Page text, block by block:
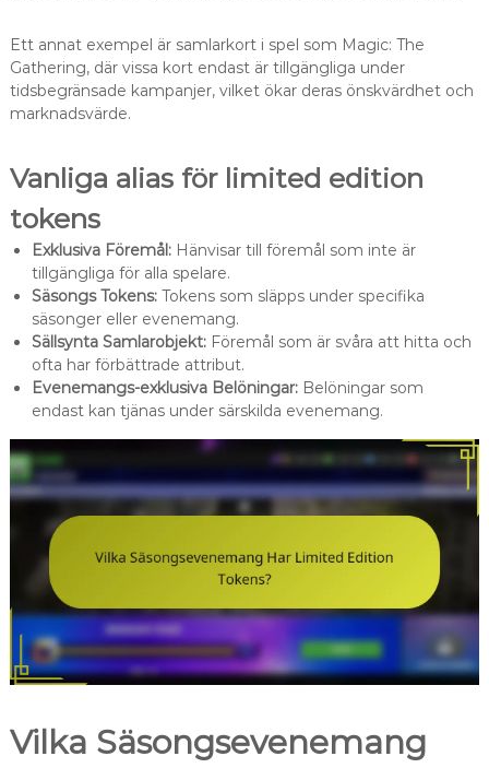
Ett annat exempel är samlarkort i spel som Magic: The
Gathering, där vissa kort endast är tillgängliga under
tidsbegränsade kampanjer, vilket ökar deras önskvärdhet och
marknadsvärde.
Vanliga alias för limited edition
tokens
Exklusiva Föremål:Hänvisar till föremål som inte är
tillgängliga för alla spelare.
Säsongs Tokens:Tokens som släpps under specifika
säsonger eller evenemang.
Sällsynta Samlarobjekt:Föremål som är svåra att hitta och
ofta har förbättrade attribut.
Evenemangs-exklusiva Belöningar:Belöningar som
endast kan tjänas under särskilda evenemang.
Vilka Säsongsevenemang